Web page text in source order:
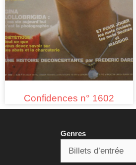
Confidences n° 1602
Genres